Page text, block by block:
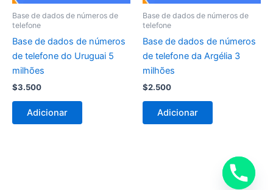
Base de dados de números de
telefone
Base de dados de números
de telefone do Uruguai 5
milhões
$3.500
Adicionar
Base de dados de números de
telefone
Base de dados de números
de telefone da Argélia 3
milhões
$2.500
Adicionar